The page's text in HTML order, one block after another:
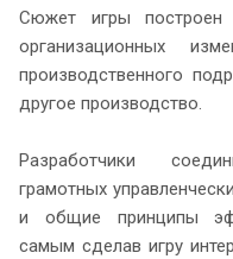
Сюжет игры построен
организационных
производственного
другое производство.
Разработчики
грамотных
и общие принципы
самым сделав игру